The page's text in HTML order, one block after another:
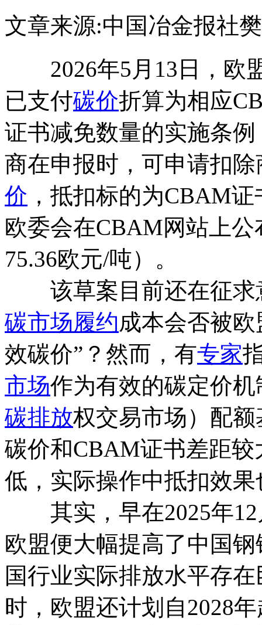
文章来源:中国冶金报社
2026年5月13日，欧
已支付碳价折算为相应
证书减免数量的实施条
商在申报时，可申请扣
价 ，抵扣标的为CBAM
欧委会在CBAM网站上
75.36欧元/吨）。
该草案目前还在征求
碳市场履约成本会否被
效碳价”？然而，有专家
市场作为有效的碳定价
碳排放权交易市场）配
碳价和CBAM证书差距
低，实际操作中抵扣效
其实，早在2025年12
欧盟便大幅提高了中国
国行业实际排放水平存
时，欧盟还计划自2028